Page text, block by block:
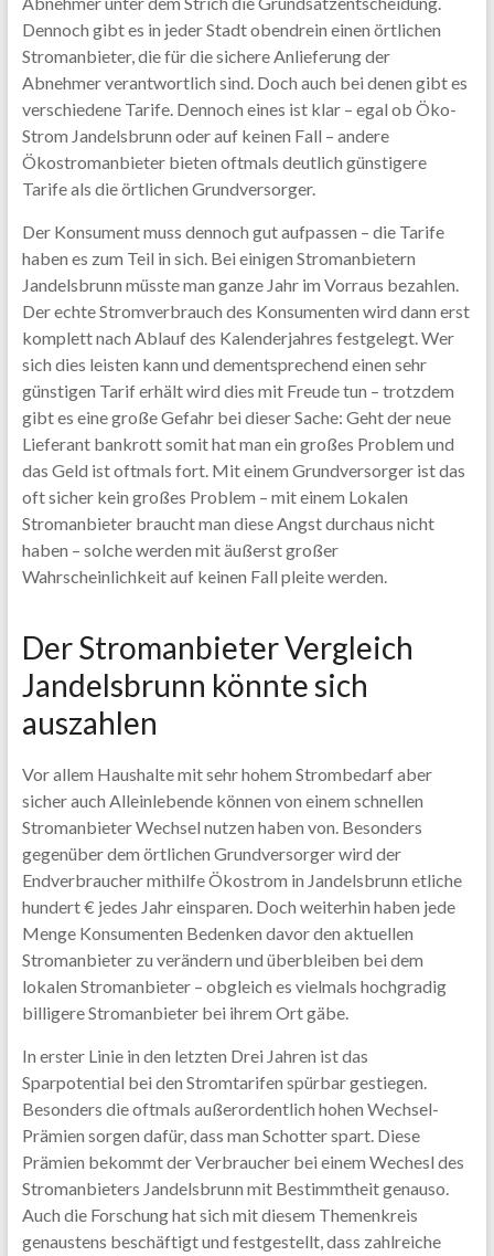
Dennoch gibt es in jeder Stadt obendrein einen örtlichen
Stromanbieter, die für die sichere Anlieferung der
Abnehmer verantwortlich sind. Doch auch bei denen gibt es
verschiedene Tarife. Dennoch eines ist klar – egal ob Öko-
Strom Jandelsbrunn oder auf keinen Fall – andere
Ökostromanbieter bieten oftmals deutlich günstigere
Tarife als die örtlichen Grundversorger.
Der Konsument muss dennoch gut aufpassen – die Tarife
haben es zum Teil in sich. Bei einigen Stromanbietern
Jandelsbrunn müsste man ganze Jahr im Vorraus bezahlen.
Der echte Stromverbrauch des Konsumenten wird dann erst
komplett nach Ablauf des Kalenderjahres festgelegt. Wer
sich dies leisten kann und dementsprechend einen sehr
günstigen Tarif erhält wird dies mit Freude tun – trotzdem
gibt es eine große Gefahr bei dieser Sache: Geht der neue
Lieferant bankrott somit hat man ein großes Problem und
das Geld ist oftmals fort. Mit einem Grundversorger ist das
oft sicher kein großes Problem – mit einem Lokalen
Stromanbieter braucht man diese Angst durchaus nicht
haben – solche werden mit äußerst großer
Wahrscheinlichkeit auf keinen Fall pleite werden.
Der Stromanbieter Vergleich
Jandelsbrunn könnte sich
auszahlen
Vor allem Haushalte mit sehr hohem Strombedarf aber
sicher auch Alleinlebende können von einem schnellen
Stromanbieter Wechsel nutzen haben von. Besonders
gegenüber dem örtlichen Grundversorger wird der
Endverbraucher mithilfe Ökostrom in Jandelsbrunn etliche
hundert € jedes Jahr einsparen. Doch weiterhin haben jede
Menge Konsumenten Bedenken davor den aktuellen
Stromanbieter zu verändern und überbleiben bei dem
lokalen Stromanbieter – obgleich es vielmals hochgradig
billigere Stromanbieter bei ihrem Ort gäbe.
In erster Linie in den letzten Drei Jahren ist das
Sparpotential bei den Stromtarifen spürbar gestiegen.
Besonders die oftmals außerordentlich hohen Wechsel-
Prämien sorgen dafür, dass man Schotter spart. Diese
Prämien bekommt der Verbraucher bei einem Wechesl des
Stromanbieters Jandelsbrunn mit Bestimmtheit genauso.
Auch die Forschung hat sich mit diesem Themenkreis
genaustens beschäftigt und festgestellt, dass zahlreiche